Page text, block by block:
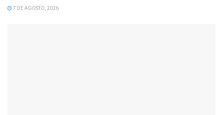
7 DE AGOSTO, 2026